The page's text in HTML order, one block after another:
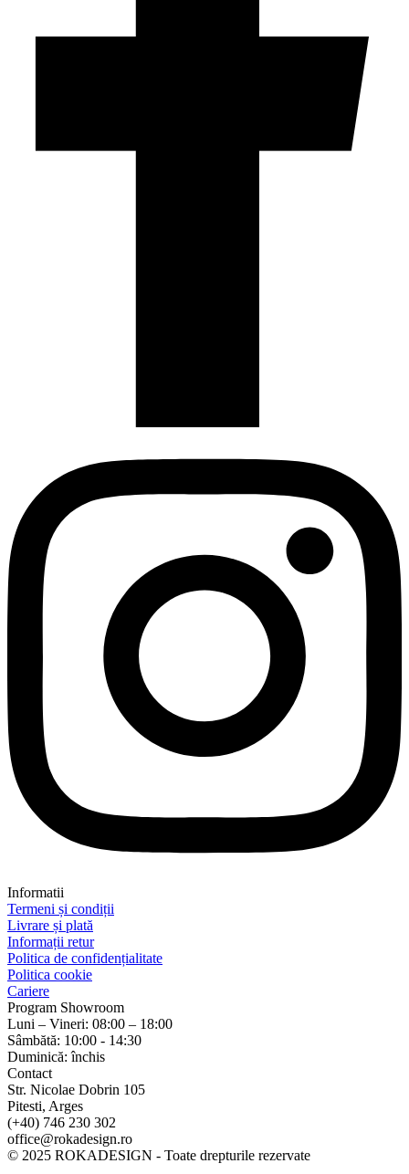
Informatii
Termeni și condiții
Livrare și plată
Informații retur
Politica de confidențialitate
Politica cookie
Cariere
Program Showroom
Luni – Vineri: 08:00 – 18:00
Sâmbătă: 10:00 - 14:30
Duminică: închis
Contact
Str. Nicolae Dobrin 105
Pitesti, Arges
(+40) 746 230 302
office@rokadesign.ro
© 2025 ROKADESIGN - Toate drepturile rezervate